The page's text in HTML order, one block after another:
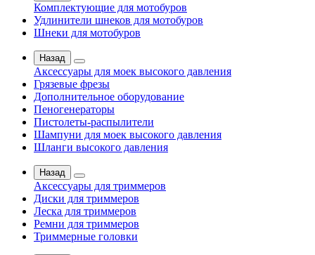
Комплектующие для мотобуров
Удлинители шнеков для мотобуров
Шнеки для мотобуров
Назад
Аксессуары для моек высокого давления
Грязевые фрезы
Дополнительное оборудование
Пеногенераторы
Пистолеты-распылители
Шампуни для моек высокого давления
Шланги высокого давления
Назад
Аксессуары для триммеров
Диски для триммеров
Леска для триммеров
Ремни для триммеров
Триммерные головки